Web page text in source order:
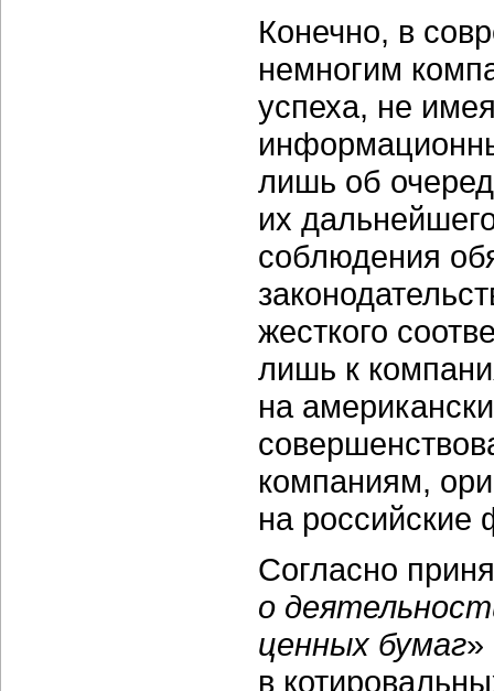
Конечно, в
немногим
успеха, не
лишь об
их
соблюдения
жесткого
лишь к
на
компаниям,
на
Согласно
о
ценных бумаг»
в